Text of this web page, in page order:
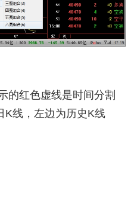
的红色虚线是时间分割
K线，左边为历史K线